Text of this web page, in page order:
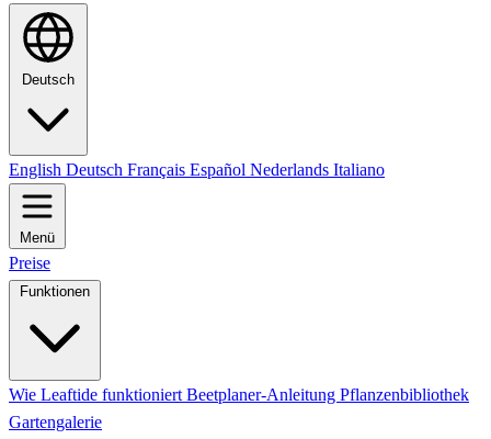
Deutsch
English Deutsch Français Español Nederlands Italiano
Menü
Preise
Funktionen
Wie Leaftide funktioniert Beetplaner-Anleitung Pflanzenbibliothek
Gartengalerie